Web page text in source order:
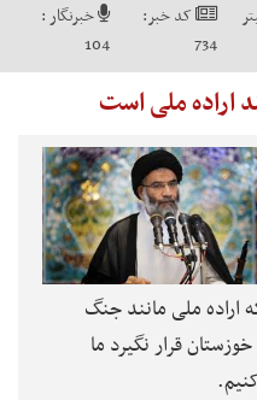
کد خبر:
734
خبرنگار :
104
اراده ملی است
اراده ملی مانند جنگ
قرار نگیرد ما